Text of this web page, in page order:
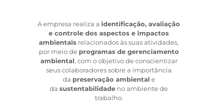
A empresa realiza aidentificação, avaliação
e controle dos aspectos e impactos
ambientais relacionados às suas atividades,
por meio de programas de gerenciamento
ambiental, com o objetivo de conscientizar
seus colaboradores sobre a importância
da preservação ambiental e
dasustentabilidade no ambiente de
trabalho.